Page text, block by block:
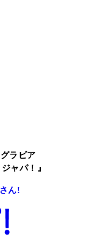
ラビア
ャパ！』
ん!